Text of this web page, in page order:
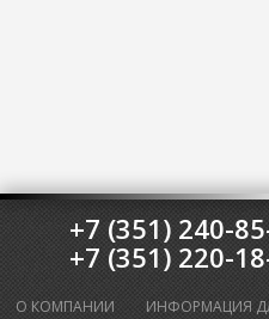
+7 (351) 240-
+7 (351) 220-
О КОМПАНИИ
ИНФОРМАЦИЯ